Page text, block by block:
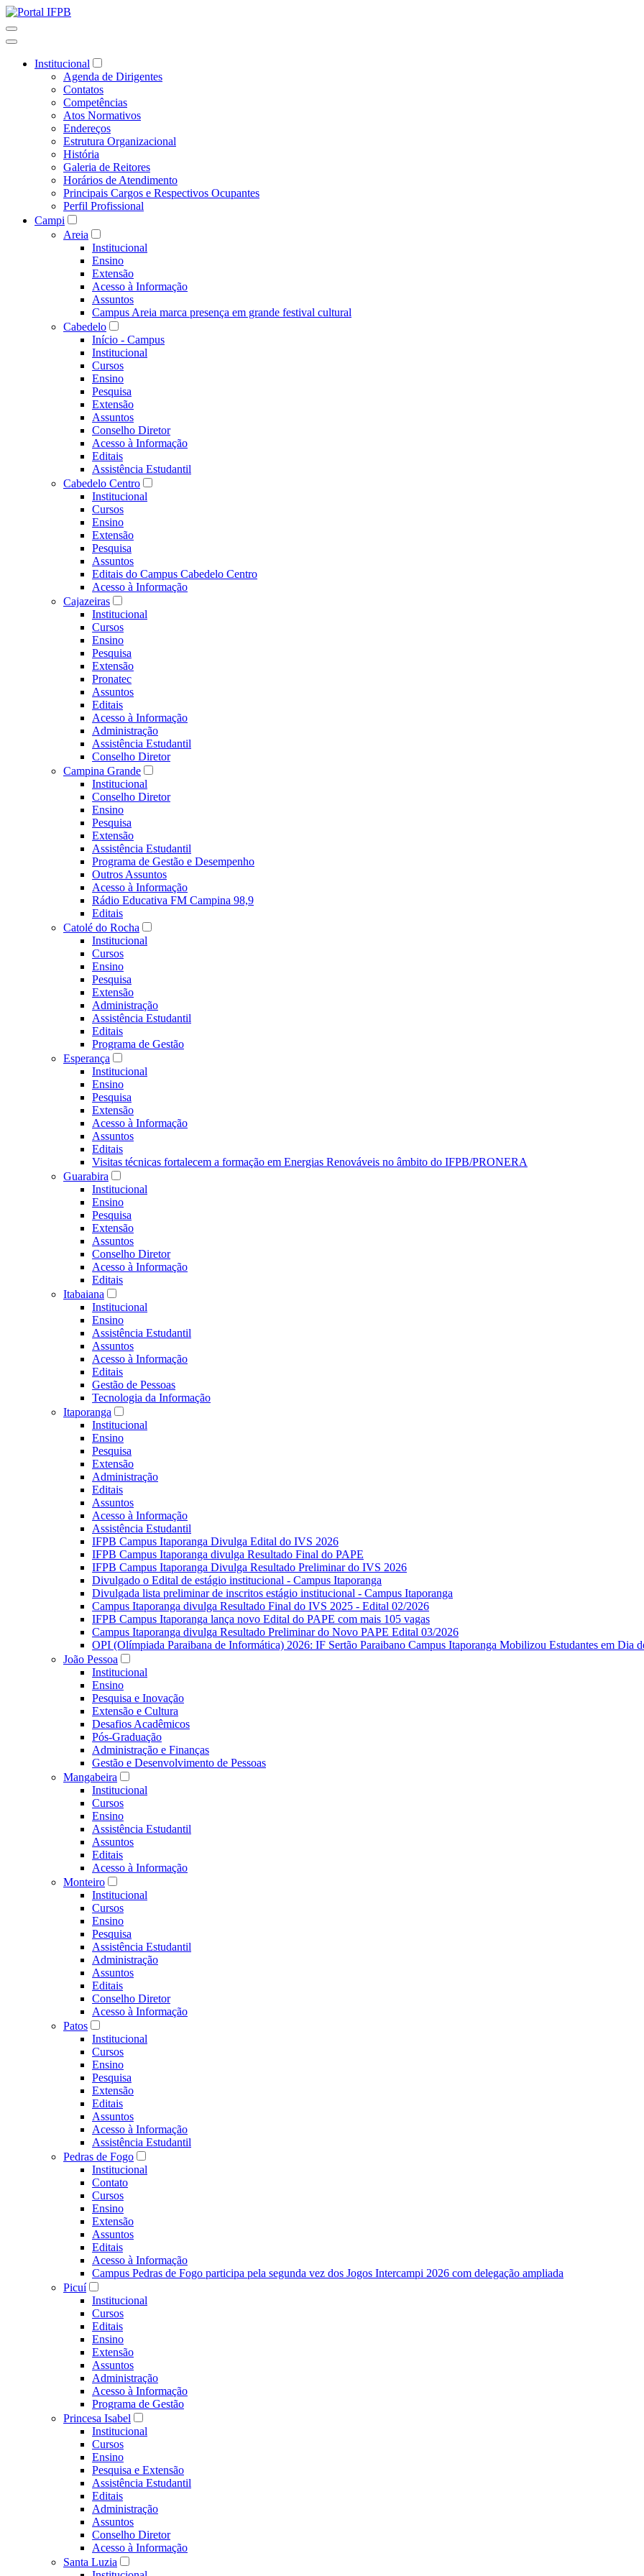
Institucional
Agenda de Dirigentes
Contatos
Competências
Atos Normativos
Endereços
Estrutura Organizacional
História
Galeria de Reitores
Horários de Atendimento
Principais Cargos e Respectivos Ocupantes
Perfil Profissional
Campi
Areia
Institucional
Ensino
Extensão
Acesso à Informação
Assuntos
Campus Areia marca presença em grande festival cultural
Cabedelo
Início - Campus
Institucional
Cursos
Ensino
Pesquisa
Extensão
Assuntos
Conselho Diretor
Acesso à Informação
Editais
Assistência Estudantil
Cabedelo Centro
Institucional
Cursos
Ensino
Extensão
Pesquisa
Assuntos
Editais do Campus Cabedelo Centro
Acesso à Informação
Cajazeiras
Institucional
Cursos
Ensino
Pesquisa
Extensão
Pronatec
Assuntos
Editais
Acesso à Informação
Administração
Assistência Estudantil
Conselho Diretor
Campina Grande
Institucional
Conselho Diretor
Ensino
Pesquisa
Extensão
Assistência Estudantil
Programa de Gestão e Desempenho
Outros Assuntos
Acesso à Informação
Rádio Educativa FM Campina 98,9
Editais
Catolé do Rocha
Institucional
Cursos
Ensino
Pesquisa
Extensão
Administração
Assistência Estudantil
Editais
Programa de Gestão
Esperança
Institucional
Ensino
Pesquisa
Extensão
Acesso à Informação
Assuntos
Editais
Visitas técnicas fortalecem a formação em Energias Renováveis no âmbito do IFPB/PRONERA
Guarabira
Institucional
Ensino
Pesquisa
Extensão
Assuntos
Conselho Diretor
Acesso à Informação
Editais
Itabaiana
Institucional
Ensino
Assistência Estudantil
Assuntos
Acesso à Informação
Editais
Gestão de Pessoas
Tecnologia da Informação
Itaporanga
Institucional
Ensino
Pesquisa
Extensão
Administração
Editais
Assuntos
Acesso à Informação
Assistência Estudantil
IFPB Campus Itaporanga Divulga Edital do IVS 2026
IFPB Campus Itaporanga divulga Resultado Final do PAPE
IFPB Campus Itaporanga Divulga Resultado Preliminar do IVS 2026
Divulgado o Edital de estágio institucional - Campus Itaporanga
Divulgada lista preliminar de inscritos estágio institucional - Campus Itaporanga
Campus Itaporanga divulga Resultado Final do IVS 2025 - Edital 02/2026
IFPB Campus Itaporanga lança novo Edital do PAPE com mais 105 vagas
Campus Itaporanga divulga Resultado Preliminar do Novo PAPE Edital 03/2026
OPI (Olímpiada Paraibana de Informática) 2026: IF Sertão Paraibano Campus Itaporanga Mobilizou Estudantes em Dia
João Pessoa
Institucional
Ensino
Pesquisa e Inovação
Extensão e Cultura
Desafios Acadêmicos
Pós-Graduação
Administração e Finanças
Gestão e Desenvolvimento de Pessoas
Mangabeira
Institucional
Cursos
Ensino
Assistência Estudantil
Assuntos
Editais
Acesso à Informação
Monteiro
Institucional
Cursos
Ensino
Pesquisa
Assistência Estudantil
Administração
Assuntos
Editais
Conselho Diretor
Acesso à Informação
Patos
Institucional
Cursos
Ensino
Pesquisa
Extensão
Editais
Assuntos
Acesso à Informação
Assistência Estudantil
Pedras de Fogo
Institucional
Contato
Cursos
Ensino
Extensão
Assuntos
Editais
Acesso à Informação
Campus Pedras de Fogo participa pela segunda vez dos Jogos Intercampi 2026 com delegação ampliada
Picuí
Institucional
Cursos
Editais
Ensino
Extensão
Assuntos
Administração
Acesso à Informação
Programa de Gestão
Princesa Isabel
Institucional
Cursos
Ensino
Pesquisa e Extensão
Assistência Estudantil
Editais
Administração
Assuntos
Conselho Diretor
Acesso à Informação
Santa Luzia